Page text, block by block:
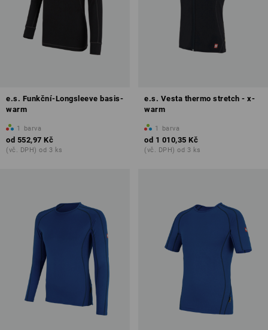
e.s. Funkční-Longsleeve basis-
warm
1 barva
od 552,97 Kč
(vč. DPH) od 3 ks
e.s. Vesta thermo stretch - x-
warm
1 barva
od 1 010,35 Kč
(vč. DPH) od 3 ks